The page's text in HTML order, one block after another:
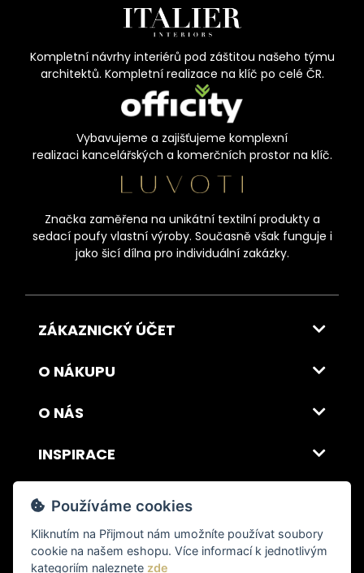
Kompletní návrhy interiérů pod záštitou našeho týmu
architektů. Kompletní realizace na klíč po celé ČR.
Vybavujeme a zajišťujeme komplexní
realizaci kancelářských a komerčních prostor na klíč.
Značka zaměřena na unikátní textilní produkty a
sedací poufy vlastní výroby. Současně však funguje i
jako šicí dílna pro individuální zakázky.
ZÁKAZNICKÝ ÚČET
O NÁKUPU
O NÁS
INSPIRACE
DOPRAVA A PLATBA
© 2026 ITALSKY INTERIER s.r.o. Vytvořilo INIZIO Internet Media s.r.o.|
nastavení cookies
Používáme cookies
Kliknutím na Přijmout nám umožníte používat soubory
cookie na našem eshopu. Více informací k jednotlivým
kategoriím naleznete zde